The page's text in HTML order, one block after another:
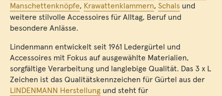
Manschettenknöpfe, Krawattenklammern, Schals und
weitere stilvolle Accessoires für Alltag, Beruf und
besondere Anlässe.
Lindenmann entwickelt seit 1961 Ledergürtel und
Accessoires mit Fokus auf ausgewählte Materialien,
sorgfältige Verarbeitung und langlebige Qualität. Das 3 x L
Zeichen ist das Qualitätskennzeichen für Gürtel aus der
LINDENMANN Herstellung und steht für